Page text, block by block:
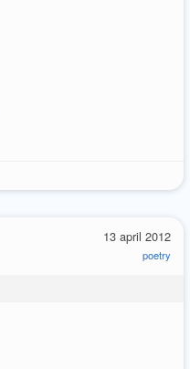
13 april 2012
poetry